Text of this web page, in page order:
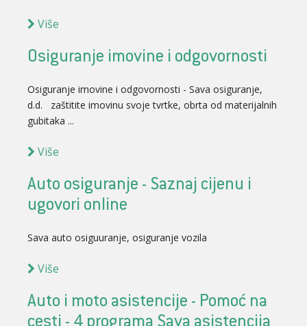
Više
Osiguranje imovine i odgovornosti
Osiguranje imovine i odgovornosti - Sava osiguranje,
d.d. zaštitite imovinu svoje tvrtke, obrta od materijalnih
gubitaka ...
Više
Auto osiguranje - Saznaj cijenu i
ugovori online
Sava auto osiguuranje, osiguranje vozila
Više
Auto i moto asistencije - Pomoć na